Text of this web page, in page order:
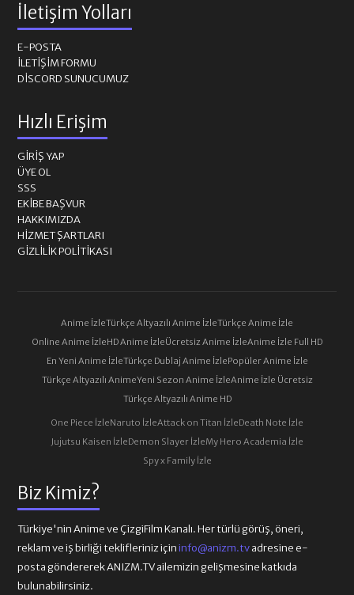
Biz Kimiz?
Türkiye'nin Anime ve ÇizgiFilm Kanalı. Her türlü görüş, öneri,
reklam ve iş birliği teklifleriniz içininfo@anizm.tvadresine e-
posta göndererek ANIZM.TV ailemizin gelişmesine katkıda
bulunabilirsiniz.
İletişim Yolları
E-POSTA
İLETIŞIM FORMU
DISCORD SUNUCUMUZ
Hızlı Erişim
GIRIŞ YAP
ÜYE OL
SSS
EKIBE BAŞVUR
HAKKIMIZDA
HIZMET ŞARTLARI
GIZLILIK POLITIKASI
Anime İzleTürkçe Altyazılı Anime İzleTürkçe Anime İzle
Online Anime İzleHD Anime İzleÜcretsiz Anime İzleAnime İzle Full HD
En Yeni Anime İzleTürkçe Dublaj Anime İzlePopüler Anime İzle
Türkçe Altyazılı AnimeYeni Sezon Anime İzleAnime İzle Ücretsiz
Türkçe Altyazılı Anime HD
One Piece İzleNaruto İzleAttack on Titan İzleDeath Note İzle
Jujutsu Kaisen İzleDemon Slayer İzleMy Hero Academia İzle
Spy x Family İzle